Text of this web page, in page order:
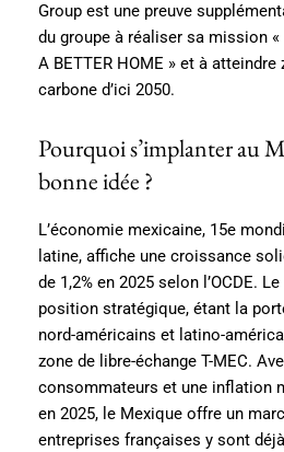
Group est une preuve
du groupe à réaliser sa mission «
A BETTER HOME » et à
carbone d’ici 2050.
Pourquoi s’implanter au
bonne idée ?
L’économie mexicaine, 15e
latine, affiche une croissance
de 1,2% en 2025 selon l’OCDE.
position stratégique, étant la
nord-américains et latino-
zone de libre-échange T-MEC.
consommateurs et une inflation
en 2025, le Mexique offre un
entreprises françaises y sont